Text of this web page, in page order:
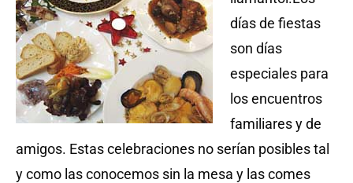
días de fiestas
son días
especiales para
los encuentros
familiares y de
amigos. Estas celebraciones no serían posibles tal
y como las conocemos sin la mesa y las comes